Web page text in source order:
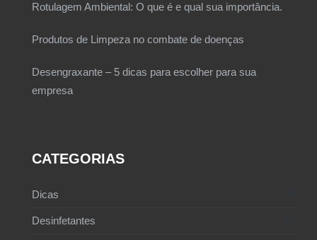
Rotulagem Ambiental: O que é e qual sua importância.
Produtos de Limpeza no combate de doenças
Desengraxante – 5 dicas para escolher para sua
empresa
CATEGORIAS
Dicas
Desinfetantes